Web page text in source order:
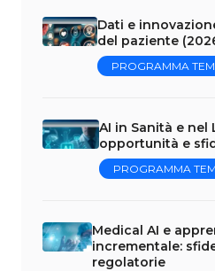
Dati e
del paziente
PROGRAMMA
AI in Sanità e nel
opportunità e
PROGRAMMA
Medical AI e
incrementale:
regolatorie